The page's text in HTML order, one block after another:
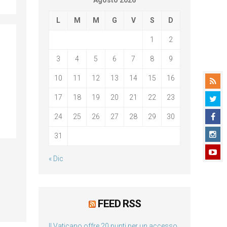
L M M G V S D
1 2
3 4 5 6 7 8 9
10 11 12 13 14 15 16
17 18 19 20 21 22 23
24 25 26 27 28 29 30
31
« Dic
FEED RSS